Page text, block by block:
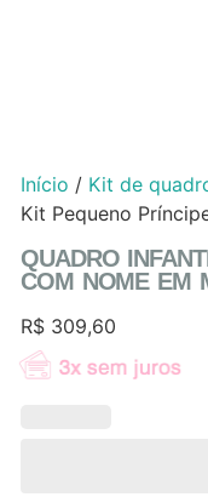
Início / Kit de
Kit Pequeno
QUADRO
COM NOME EM
R$ 309,60